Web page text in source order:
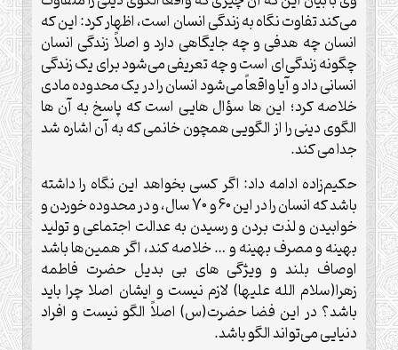
می‌کند تفاوت نگاه به زندگی انسان است، اظهار کرد: این که
انسان چه هدفی و چه جایگاهی دارد و اصلاً زندگی انسان
چگونه زندگی‌ای است و چه تعریفی می‌شود برای یک زندگی
انسانی داد و آیا واقعاً می‌شود انسان را در یک محدوده مادی
خلاصه کرد؛ این ها سؤال هایی است که پاسخ به آن ها
الگوی دینی را از الگویی همچون خانمی که به آن اشاره شد
جدا می کند.
حکیم‌زاده ادامه داد: اگر کسی بخواهد این نگاه را داشته
باشد که انسان را در این 60 و 70 سال، و در محدوده خوردن و
خوابیدن و لذت بردن و رسیدن به عدالت اجتماعی و تولید
بهینه و مصرف بهینه و … خلاصه کند، اگر همین‌ها باشد
اوصاف بلند و ویژگی های بی بدیل حضرت فاطمه
زهرا(سلام الله علیها) لازم نیست و ایشان اصلا چرا باید
باشد؟ در این فضا حضرت(س) اصلاً الگو نیست و افراد
دنیایی می‌تواند الگو باشد.